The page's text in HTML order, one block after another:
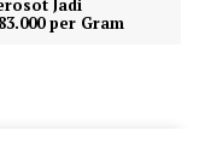
Jadi
per Gram